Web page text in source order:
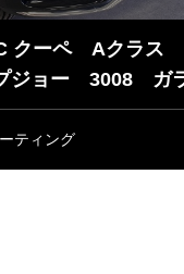
クーペ Aクラス
ジョー 3008 ガ
ティング